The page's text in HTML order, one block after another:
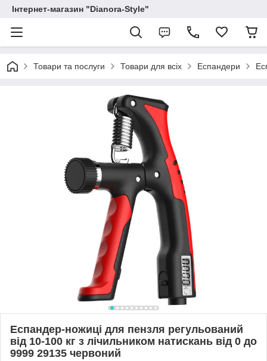
Інтернет-магазин "Dianora-Style"
Товари та послуги Товари для всіх Еспандери
Еспандер-ножиці для пензля регульований
від 10-100 кг з лічильником натискань від 0 до
9999 29135 червоний